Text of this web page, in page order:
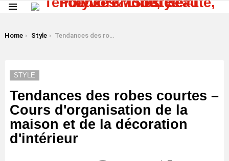
You are here:
Home Style Tendances des robes courtes – Cours d'organisation de la maison et de la décoration d'intérieur
STYLE
Tendances des robes courtes –
Cours d'organisation de la
maison et de la décoration
d'intérieur